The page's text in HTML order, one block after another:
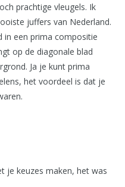
prachtige vleugels. Ik
juffers van Nederland.
in een prima compositie
op de diagonale blad
Ja je kunt prima
het voordeel is dat je
je keuzes maken, het was